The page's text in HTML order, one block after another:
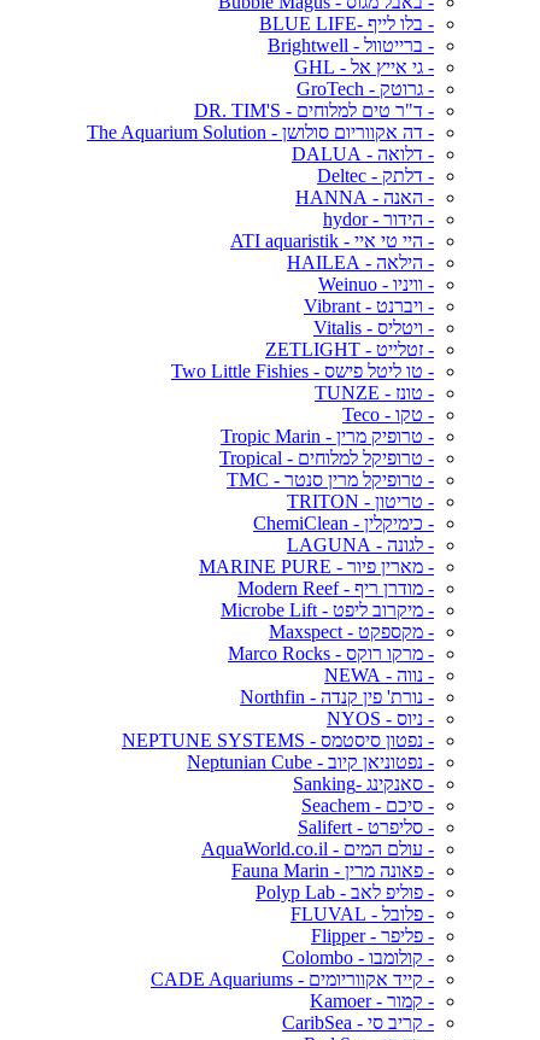
- בלו לייף -BLUE LIFE
- ברייטוול - Brightwell
- גי אייץ אל - GHL
- גרוטק - GroTech
- ד"ר טים למלוחים - DR. TIM'S
- דה אקווריום סולושן - The Aquarium Solution
- דלואה - DALUA
- דלתק - Deltec
- האנה - HANNA
- הידור - hydor
- היי טי איי - ATI aquaristik
- הילאה - HAILEA
- וויניו - Weinuo
- ויברנט - Vibrant
- ויטליס - Vitalis
- זטלייט - ZETLIGHT
- טו ליטל פישס - Two Little Fishies
- טונז - TUNZE
- טקו - Teco
- טרופיק מרין - Tropic Marin
- טרופיקל למלוחים - Tropical
- טרופיקל מרין סנטר - TMC
- טריטון - TRITON
- כימיקלין - ChemiClean
- לגונה - LAGUNA
- מארין פיור - MARINE PURE
- מודרן ריף - Modern Reef
- מיקרוב ליפט - Microbe Lift
- מקספקט - Maxspect
- מרקו רוקס - Marco Rocks
- נווה - NEWA
- נורת' פין קנדה - Northfin
- ניוס - NYOS
- נפטון סיסטמס - NEPTUNE SYSTEMS
- נפטוניאן קיוב - Neptunian Cube
- סאנקינג -Sanking
- סיכם - Seachem
- סליפרט - Salifert
- עולם המים - AquaWorld.co.il
- פאונה מרין - Fauna Marin
- פוליפ לאב - Polyp Lab
- פלובל - FLUVAL
- פליפר - Flipper
- קולומבו - Colombo
- קייד אקווריומים - CADE Aquariums
- קמור - Kamoer
- קריב סי - CaribSea